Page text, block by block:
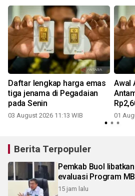
Daftar lengkap harga emas
tiga jenama di Pegadaian
pada Senin
03 August 2026 11:13 WIB
Awal
01
Berita Terpopuler
Pemkab Buol
evaluasi Program
15 jam lalu